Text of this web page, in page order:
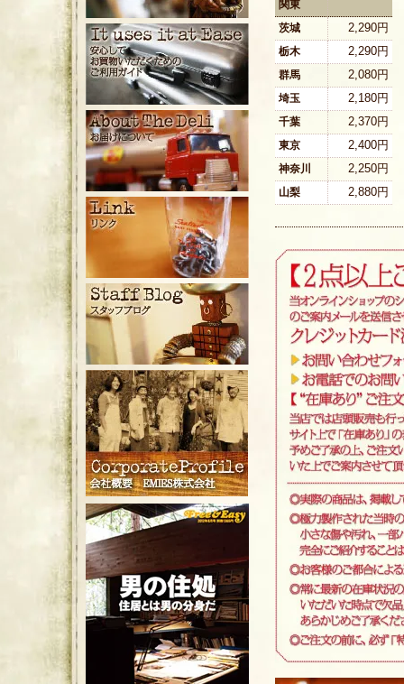
関東
茨城
2,290円
栃木 2,290円
群馬 2,080円
埼玉 2,180円
千葉 2,370円
東京 2,400円
神奈川 2,250円
山梨 2,880円